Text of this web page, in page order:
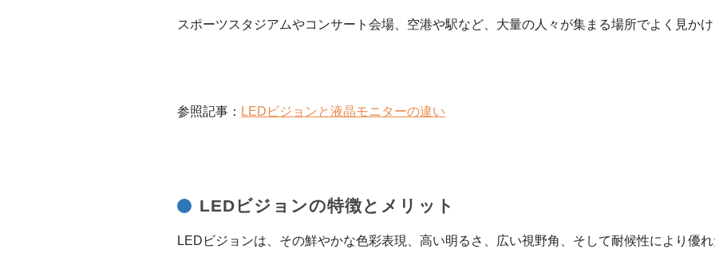
スポーツスタジアムやコンサート会場、空港や駅など、大量の人々が集まる場所でよく見かけ
参照記事： LEDビジョンと液晶モニターの違い
LEDビジョンの特徴とメリット
LEDビジョンは、その鮮やかな色彩表現、高い明るさ、広い視野角、そして耐候性により優